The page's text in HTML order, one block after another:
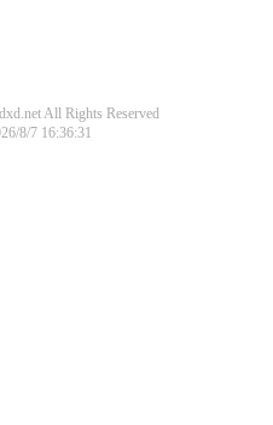
All Rights Reserved
8/7 16:36:31